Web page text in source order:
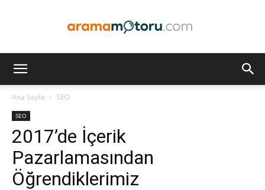
Optimizasyonu
Ana Sayfa SEO
SEO
2017’de İçerik
Pazarlamasından
Öğrendiklerimiz